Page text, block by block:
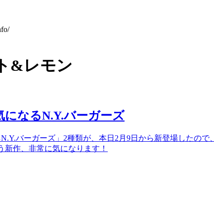
&レモン
になるN.Y.バーガーズ
バーガーズ」2種類が、本日2月9日から新登場したので、
作、非常に気になります！